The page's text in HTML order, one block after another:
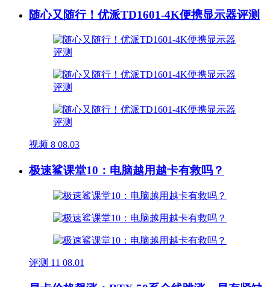
随心又随行！优派TD1601-4K便携显示器评测
视频 8 08.03
极速鲨课堂10：电脑越用越卡有救吗？
评测 11 08.01